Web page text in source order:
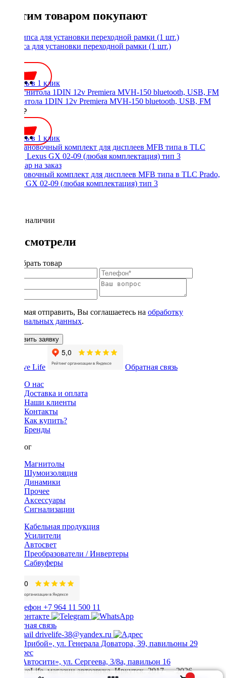
С этим товаром покупают
Клипса для установки переходной рамки (1 шт.)
Купить в 1 клик
Магнитола 1DIN 12v Premiera MVH-150 bluetooth, USB, FM
2500 ₽
Купить в 1 клик
Установочный комплект для дисплеев MFB типа в TLC Prado,
Lexus GX 02-09 (любая комплектация) тип 3
Нет в наличии
Вы смотрели
Подобрать товар
Нажимая отправить, Вы соглашаетесь на обработку
персональных данных.
Оставить заявку
Обратная связь
О нас
Доставка и оплата
Наши клиенты
Контакты
Как купить?
Бренды
Каталог
Магнитолы
Шумоизоляция
Динамики
Прочее
Аксессуары
Сигнализации
Кабельная продукция
Усилители
Автосвет
Преобразователи / Инвертеры
Сабвуферы
+7 964 11 500 11
Обратная связь
drivelife-38@yandex.ru
ТЦ «Прибой», ул. Генерала Доватора, 39, павильоны 29
ТЦ «Автосити», ул. Сергеева, 3/8а, павильон 16
© DriveLife, магазин автозвука, Иркутск. 2017 — 2026